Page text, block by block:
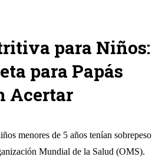
para Niños:
para Papás
Acertar
menores de 5 años tenían sobrepeso
Mundial de la Salud (OMS).